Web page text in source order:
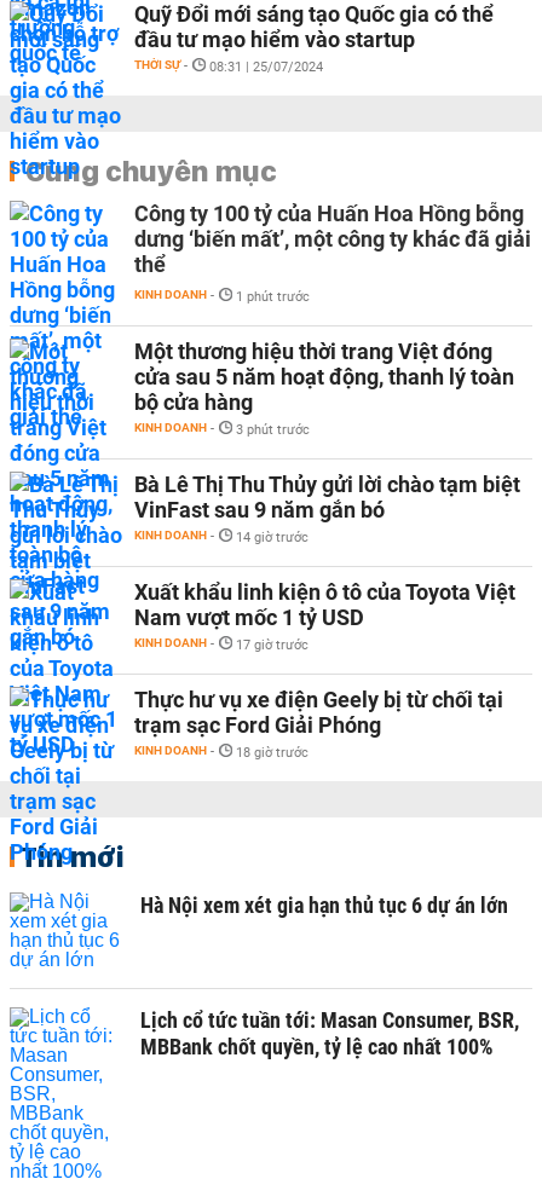
Quỹ Đổi mới sáng tạo Quốc gia có thể
đầu tư mạo hiểm vào startup
THỜI SỰ - 08:31 | 25/07/2024
Cùng chuyên mục
Công ty 100 tỷ của Huấn Hoa Hồng bỗng
dưng ‘biến mất’, một công ty khác đã giải
thể
KINH DOANH - 1 phút trước
Một thương hiệu thời trang Việt đóng
cửa sau 5 năm hoạt động, thanh lý toàn
bộ cửa hàng
KINH DOANH - 3 phút trước
Bà Lê Thị Thu Thủy gửi lời chào tạm biệt
VinFast sau 9 năm gắn bó
KINH DOANH - 14 giờ trước
Xuất khẩu linh kiện ô tô của Toyota Việt
Nam vượt mốc 1 tỷ USD
KINH DOANH - 17 giờ trước
Thực hư vụ xe điện Geely bị từ chối tại
trạm sạc Ford Giải Phóng
KINH DOANH - 18 giờ trước
Tin mới
Hà Nội xem xét gia hạn thủ tục 6 dự án lớn
Lịch cổ tức tuần tới: Masan Consumer, BSR,
MBBank chốt quyền, tỷ lệ cao nhất 100%